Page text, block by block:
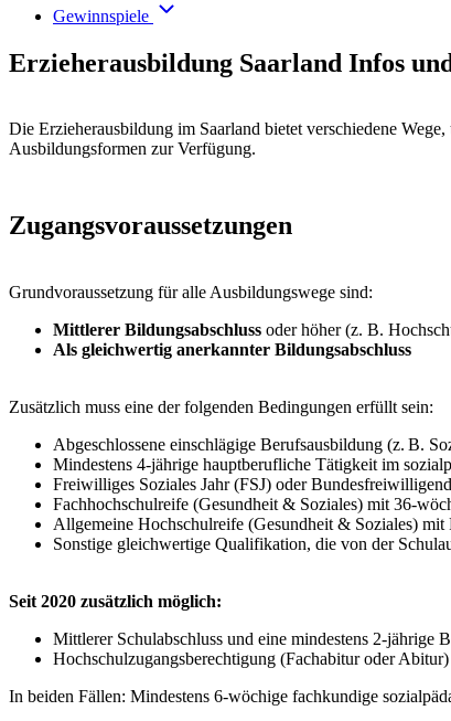
Gewinnspiele
Erzieherausbildung Saarland Infos
Die Erzieherausbildung im Saarland bietet verschiedene
Ausbildungsformen zur Verfügung.
Zugangsvoraussetzungen
Grundvoraussetzung für alle Ausbildungswege sind:
Mittlerer Bildungsabschluss oder höher (z. B.
Als gleichwertig anerkannter Bildungsabschluss
Zusätzlich muss eine der folgenden Bedingungen erfüllt sein:
Abgeschlossene einschlägige Berufsausbildung (z. B.
Mindestens 4-jährige hauptberufliche Tätigkeit im
Freiwilliges Soziales Jahr (FSJ) oder
Fachhochschulreife (Gesundheit & Soziales) mit 36-
Allgemeine Hochschulreife (Gesundheit & Soziales)
Sonstige gleichwertige Qualifikation, die von der
Seit 2020 zusätzlich möglich:
Mittlerer Schulabschluss und eine mindestens 2-jährige
Hochschulzugangsberechtigung (Fachabitur oder Abitur)
In beiden Fällen: Mindestens 6-wöchige fachkundige